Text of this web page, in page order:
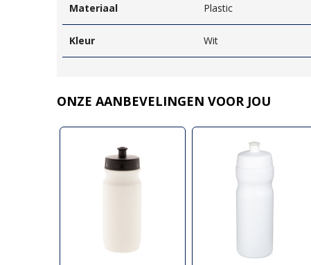
Materiaal Plastic
Kleur Wit
ONZE AANBEVELINGEN VOOR JOU